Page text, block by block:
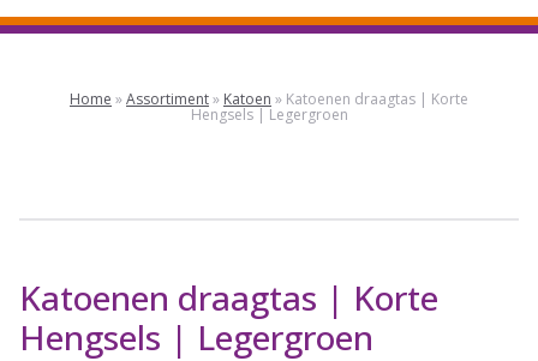
Home »Assortiment» Katoen » Katoenen draagtas | Korte
Hengsels | Legergroen
Katoenen draagtas | Korte
Hengsels | Legergroen